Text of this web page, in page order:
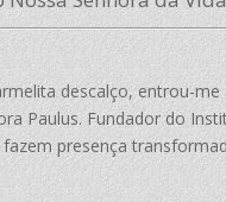
descalço, entrou-
Paulus. Fundador do
presença